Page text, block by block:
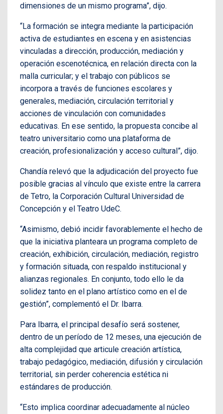
dimensiones de un mismo programa”, dijo.
“La formación se integra mediante la participación
activa de estudiantes en escena y en asistencias
vinculadas a dirección, producción, mediación y
operación escenotécnica, en relación directa con la
malla curricular; y el trabajo con públicos se
incorpora a través de funciones escolares y
generales, mediación, circulación territorial y
acciones de vinculación con comunidades
educativas. En ese sentido, la propuesta concibe al
teatro universitario como una plataforma de
creación, profesionalización y acceso cultural”, dijo.
Chandía relevó que la adjudicación del proyecto fue
posible gracias al vínculo que existe entre la carrera
de Tetro, la Corporación Cultural Universidad de
Concepción y el Teatro UdeC.
“Asimismo, debió incidir favorablemente el hecho de
que la iniciativa planteara un programa completo de
creación, exhibición, circulación, mediación, registro
y formación situada, con respaldo institucional y
alianzas regionales. En conjunto, todo ello le da
solidez tanto en el plano artístico como en el de
gestión”, complementó el Dr. Ibarra.
Para Ibarra, el principal desafío será sostener,
dentro de un período de 12 meses, una ejecución de
alta complejidad que articule creación artística,
trabajo pedagógico, mediación, difusión y circulación
territorial, sin perder coherencia estética ni
estándares de producción.
“Esto implica coordinar adecuadamente al núcleo